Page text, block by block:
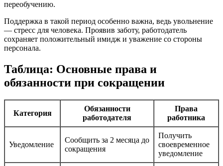
переобучению.
Поддержка в такой период особенно важна, ведь увольнение
— стресс для человека. Проявив заботу, работодатель
сохраняет положительный имидж и уважение со стороны
персонала.
Таблица: Основные права и
обязанности при сокращении
Категория
Обязанности
работодателя
Права
работника
Уведомление
Сообщить за 2 месяца до
сокращения
Получить
своевременное
уведомление